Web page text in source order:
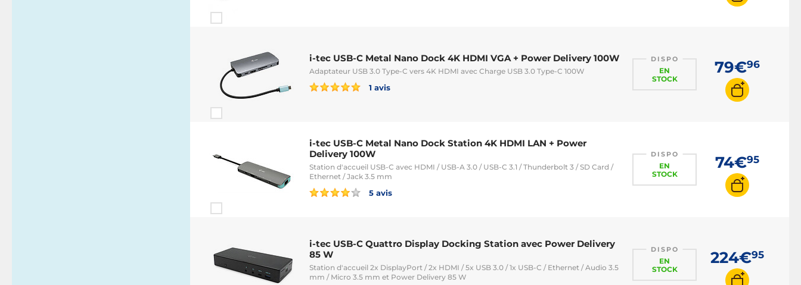
i-tec USB-C Metal Nano Dock 4K HDMI VGA + Power Delivery 100W
Adaptateur USB 3.0 Type-C vers 4K HDMI avec Charge USB 3.0 Type-C 100W
1 avis
DISPO
EN
STOCK
79€96
i-tec USB-C Metal Nano Dock Station 4K HDMI LAN + Power
Delivery 100W
Station d'accueil USB-C avec HDMI / USB-A 3.0 / USB-C 3.1 / Thunderbolt 3 / SD Card /
Ethernet / Jack 3.5 mm
5 avis
DISPO
EN
STOCK
74€95
i-tec USB-C Quattro Display Docking Station avec Power Delivery
85 W
Station d'accueil 2x DisplayPort / 2x HDMI / 5x USB 3.0 / 1x USB-C / Ethernet / Audio 3.5
mm / Micro 3.5 mm et Power Delivery 85 W
DISPO
EN
STOCK
224€95